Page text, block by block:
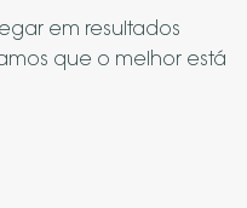
em resultados
que o melhor está